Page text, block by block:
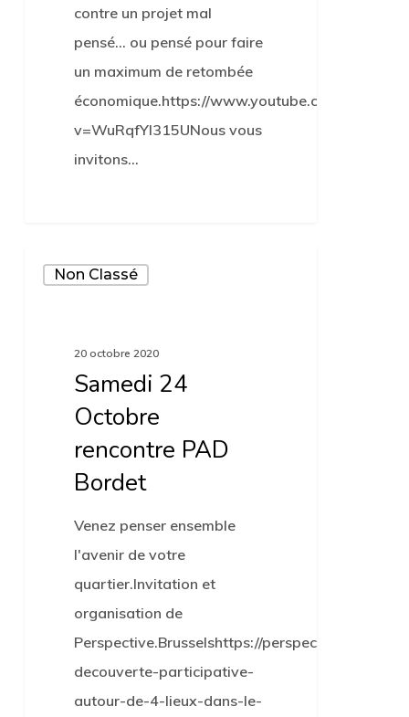
contre un projet mal
pensé... ou pensé pour faire
un maximum de retombée
économique.https://www.youtube.com/watch?
v=WuRqfYl315UNous vous
invitons…
Samedi
rencontre
Non Classé
20 octobre 2020
Samedi 24
Octobre
rencontre PAD
Bordet
Venez penser ensemble
l'avenir de votre
quartier.Invitation et
organisation de
Perspective.Brusselshttps://
decouverte-participative-
autour-de-4-lieux-dans-le-